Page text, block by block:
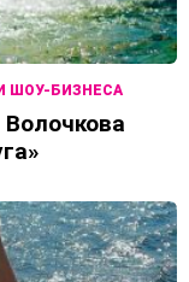
ШОУ-БИЗНЕСА